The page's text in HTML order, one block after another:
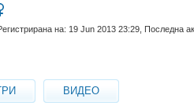
на: 19 Jun 2013 23:29, Последна
ВИДЕО